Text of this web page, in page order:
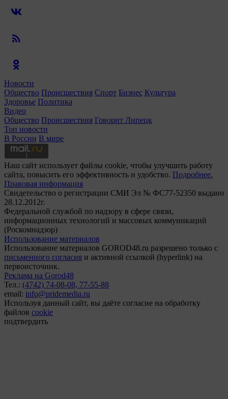
Новости
Общество Происшествия Спорт Бизнес Культура
Здоровье Политика
Видео
Общество Происшествия Говорит Липецк
Топ новости
В России В мире
Наш сайт использует файлы cookie, чтобы улучшить работу
сайта, повысить его эффективность и удобство. Подробнее.
Правовая информация
Свидетельство о регистрации СМИ Эл № ФС77-52350 выдано
28.12.2012г.
Федеральной службой по надзору в сфере связи,
информационных технологий и массовых коммуникаций
(Роскомнадзор)
Использование материалов
Использование материалов GOROD48.ru разрешено только с
письменного согласия и активной ссылкой (hyperlink) на
первоисточник.
Реклама на Gorod48
Тел.: (4742) 74-08-08, 77-55-88
email: info@pridemedia.ru
Используя данный сайт, вы даёте согласие на обработку
файлов cookie
подтвердить